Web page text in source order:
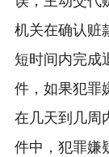
机关在确认赃
短时间内完成
件，如果犯罪
在几天到几周
件中，犯罪嫌